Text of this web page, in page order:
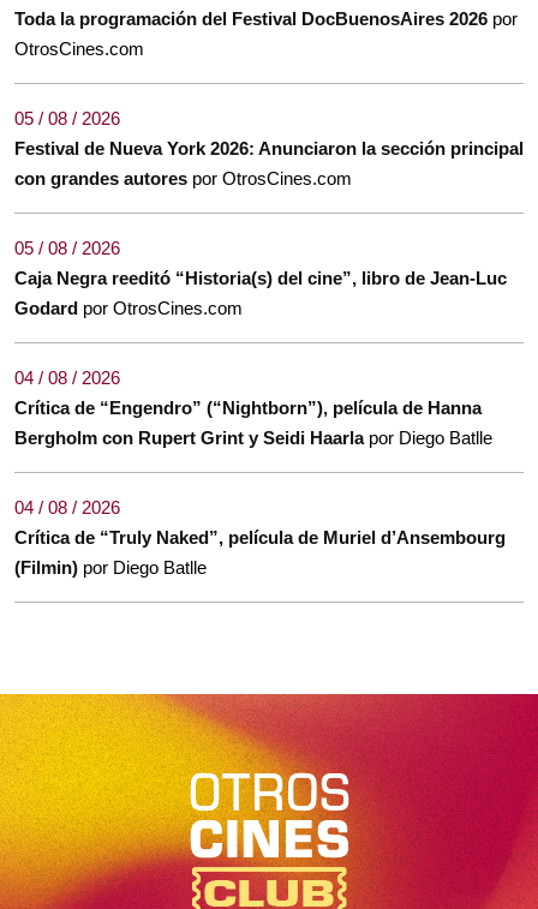
Toda la programación del Festival DocBuenosAires 2026 por
OtrosCines.com
05 / 08 / 2026
Festival de Nueva York 2026: Anunciaron la sección principal
con grandes autores por OtrosCines.com
05 / 08 / 2026
Caja Negra reeditó “Historia(s) del cine”, libro de Jean-Luc
Godard por OtrosCines.com
04 / 08 / 2026
Crítica de “Engendro” (“Nightborn”), película de Hanna
Bergholm con Rupert Grint y Seidi Haarla por Diego Batlle
04 / 08 / 2026
Crítica de “Truly Naked”, película de Muriel d’Ansembourg
(Filmin) por Diego Batlle